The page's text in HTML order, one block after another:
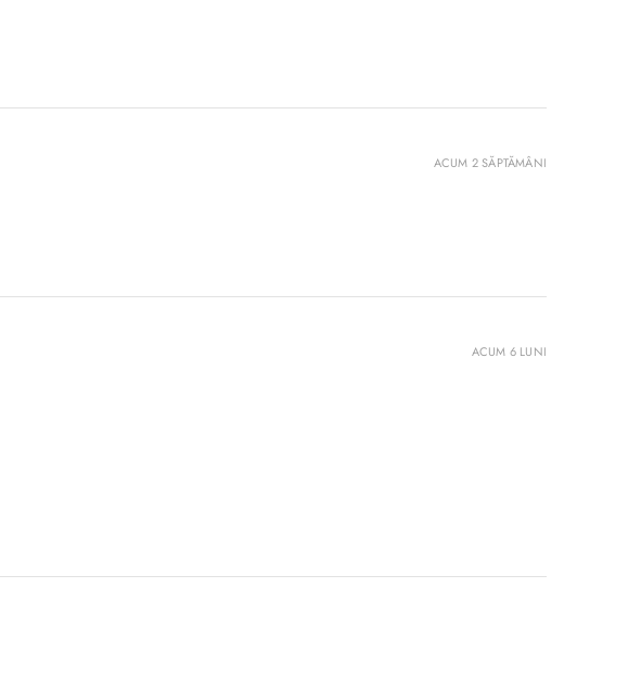
ACUM 2 SĂPTĂMÂNI
ACUM 6 LUNI